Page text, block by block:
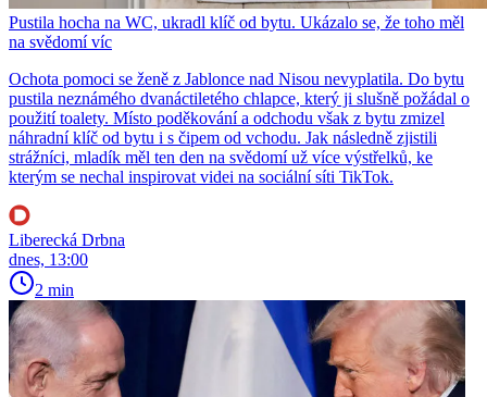
Pustila hocha na WC, ukradl klíč od bytu. Ukázalo se, že toho měl
na svědomí víc
Ochota pomoci se ženě z Jablonce nad Nisou nevyplatila. Do bytu
pustila neznámého dvanáctiletého chlapce, který ji slušně požádal o
použití toalety. Místo poděkování a odchodu však z bytu zmizel
náhradní klíč od bytu i s čipem od vchodu. Jak následně zjistili
strážníci, mladík měl ten den na svědomí už více výstřelků, ke
kterým se nechal inspirovat videi na sociální síti TikTok.
Liberecká Drbna
dnes, 13:00
2 min